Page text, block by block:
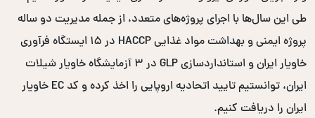
طی این سال‌ها با اجرای پروژه‌های متعدد، از جمله مدیریت دو ساله
پروژه ایمنی و بهداشت مواد غذایی HACCP در ۱۵ ایستگاه فرآوری
خاویار ایران و استانداردسازی GLP در ۳ آزمایشگاه خاویار شیلات
ایران، توانستیم تایید اتحادیه اروپایی را اخذ کرده و کد EC خاویار
ایران را دریافت کنیم.